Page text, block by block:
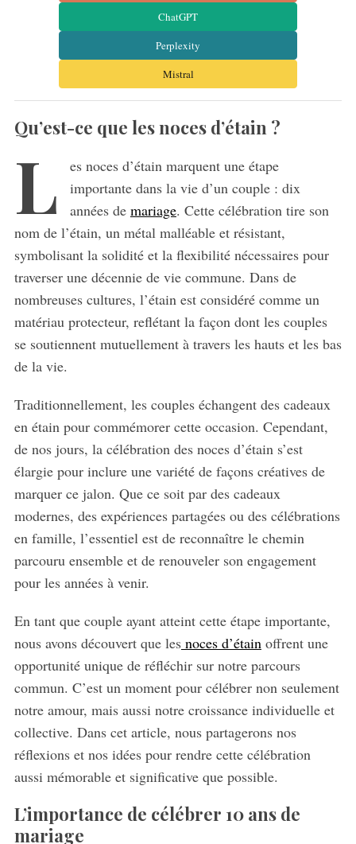
ChatGPT
Perplexity
Mistral
Qu’est-ce que les noces d’étain ?
L
es noces d’étain marquent une étape
importante dans la vie d’un couple : dix
années de mariage. Cette célébration tire son
nom de l’étain, un métal malléable et résistant,
symbolisant la solidité et la flexibilité nécessaires pour
traverser une décennie de vie commune. Dans de
nombreuses cultures, l’étain est considéré comme un
matériau protecteur, reflétant la façon dont les couples
se soutiennent mutuellement à travers les hauts et les bas
de la vie.
Traditionnellement, les couples échangent des cadeaux
en étain pour commémorer cette occasion. Cependant,
de nos jours, la célébration des noces d’étain s’est
élargie pour inclure une variété de façons créatives de
marquer ce jalon. Que ce soit par des cadeaux
modernes, des expériences partagées ou des célébrations
en famille, l’essentiel est de reconnaître le chemin
parcouru ensemble et de renouveler son engagement
pour les années à venir.
En tant que couple ayant atteint cette étape importante,
nous avons découvert que lesnoces d’étain offrent une
opportunité unique de réfléchir sur notre parcours
commun. C’est un moment pour célébrer non seulement
notre amour, mais aussi notre croissance individuelle et
collective. Dans cet article, nous partagerons nos
réflexions et nos idées pour rendre cette célébration
aussi mémorable et significative que possible.
L’importance de célébrer 10 ans de
mariage